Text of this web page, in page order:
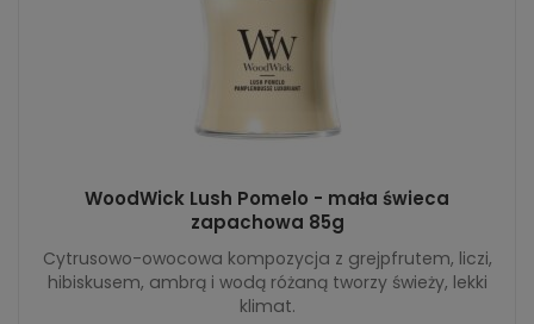
WoodWick Lush Pomelo - mała świeca
zapachowa 85g
Cytrusowo-owocowa kompozycja z grejpfrutem, liczi,
hibiskusem, ambrą i wodą różaną tworzy świeży, lekki
klimat.